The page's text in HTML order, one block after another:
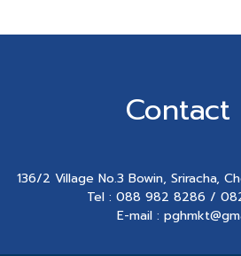
Contact
136/2 Village No.3 Bowin, Sriracha,
Tel : 088 982 8286 /
E-mail :